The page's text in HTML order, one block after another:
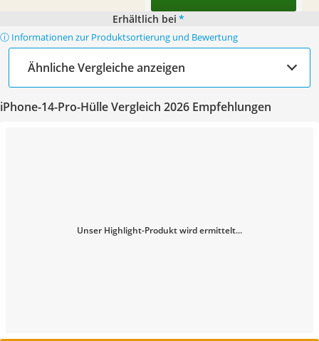
Erhältlich bei *
ⓘ Informationen zur Produktsortierung und Bewertung
Ähnliche Vergleiche anzeigen
iPhone-14-Pro-Hülle Vergleich 2026 Empfehlungen
Unser Highlight-Produkt wird ermittelt...